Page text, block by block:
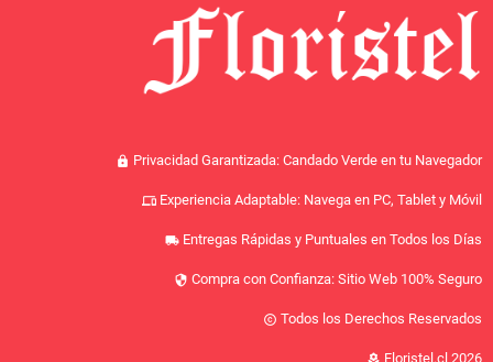
lock Privacidad Garantizada: Candado Verde en tu Navegador
devices Experiencia Adaptable: Navega en PC, Tablet y Móvil
local_shipping Entregas Rápidas y Puntuales en Todos los Días
security Compra con Confianza: Sitio Web 100% Seguro
copyright Todos los Derechos Reservados
local_florist Floristel.cl 2026